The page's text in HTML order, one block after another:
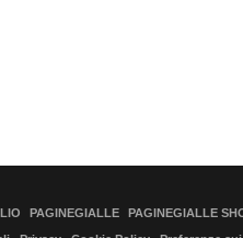
PAGINEGIALLE PAGINEGIALLE